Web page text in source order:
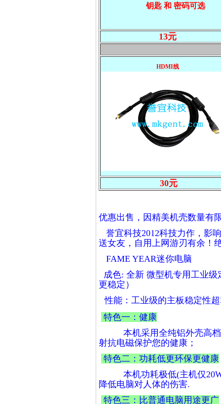
钥匙 和 密码可选
13元
HDMI线
30元
优惠出售，因精美机壳数量有
誉宜科技2012科技力作， 影
送女友，自用上网游刃有余！
FAME YEAR迷你电脑
成色: 全新 微型机专用工业级
更稳定）
性能 ： 工业级的主板稳定性
特色一：健康
本机采用全纯铝外壳高档设
射抗电磁保护您的健康；
特色二：功耗低更环保更健康
本机功耗极低(主机仅
降低电脑对人体的伤害.
特色三：比普通电脑用途更广